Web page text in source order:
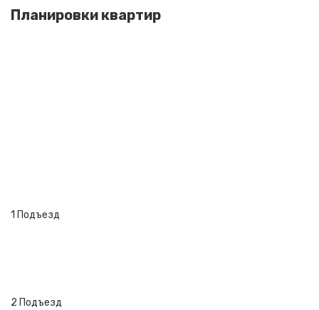
Планировки квартир
1 Подъезд
2 Подъезд